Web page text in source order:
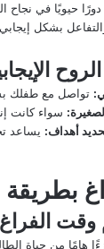
دورًا حيويًا في
بشكل
: تواصل مع طفلك
: سواء كانت
أهداف: يساعد
بطريقة
وقت الفراغ
هامًا من حياة